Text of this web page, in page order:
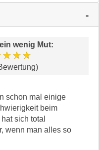
wenig Mut:
schon mal einige
beim
sich total
wenn man alles so